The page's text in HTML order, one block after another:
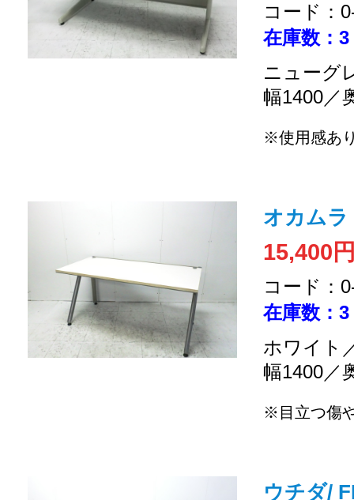
コード：
在庫数：3
ニューグ
幅1400／
※使用感あ
オカム
15,400
コード：
在庫数：3
ホワイト
幅1400／
※目立つ傷
ウチダ/